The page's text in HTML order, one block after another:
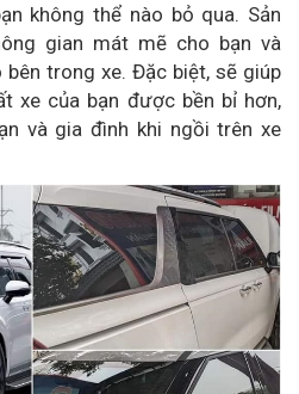
không thể nào bỏ qua. Sản
gian mát mẽ cho bạn và
trong xe. Đặc biệt, sẽ giúp
xe của bạn được bền bỉ hơn,
và gia đình khi ngồi trên xe